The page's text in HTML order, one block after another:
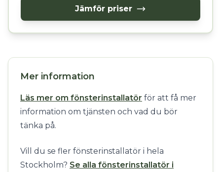
Jämför priser
Mer information
Läs mer om fönsterinstallatör för att få mer
information om tjänsten och vad du bör
tänka på.
Vill du se fler fönsterinstallatör i hela
Stockholm? Se alla fönsterinstallatör i